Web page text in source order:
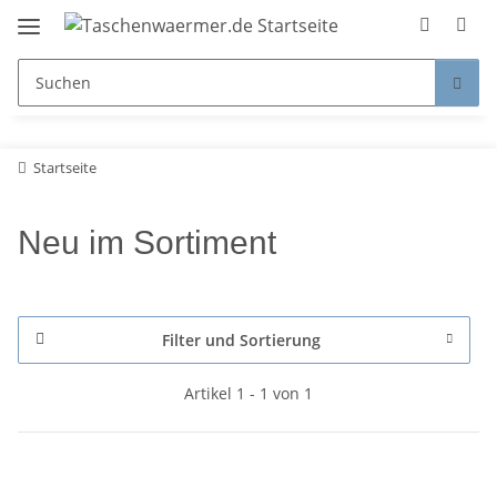
Startseite
Neu im Sortiment
Filter und Sortierung
Artikel 1 - 1 von 1